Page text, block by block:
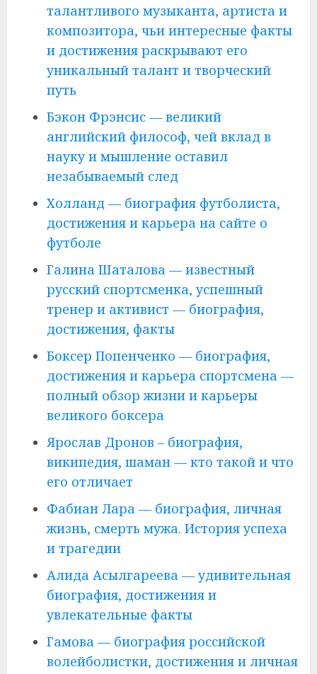
талантливого музыканта, артиста и
композитора, чьи интересные факты
и достижения раскрывают его
уникальный талант и творческий
путь
Бэкон Фрэнсис — великий
английский философ, чей вклад в
науку и мышление оставил
незабываемый след
Холланд — биография футболиста,
достижения и карьера на сайте о
футболе
Галина Шаталова — известный
русский спортсменка, успешный
тренер и активист — биография,
достижения, факты
Боксер Попенченко — биография,
достижения и карьера спортсмена —
полный обзор жизни и карьеры
великого боксера
Ярослав Дронов – биография,
википедия, шаман — кто такой и что
его отличает
Фабиан Лара — биография, личная
жизнь, смерть мужа. История успеха
и трагедии
Алида Асылгареева — удивительная
биография, достижения и
увлекательные факты
Гамова — биография российской
волейболистки, достижения и личная